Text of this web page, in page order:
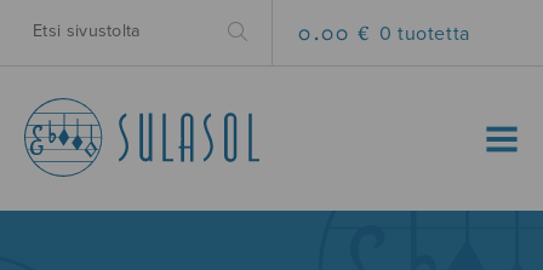
0.00 € 0 tuotetta
MENU